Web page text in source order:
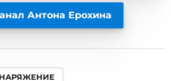
Антона Ерохина